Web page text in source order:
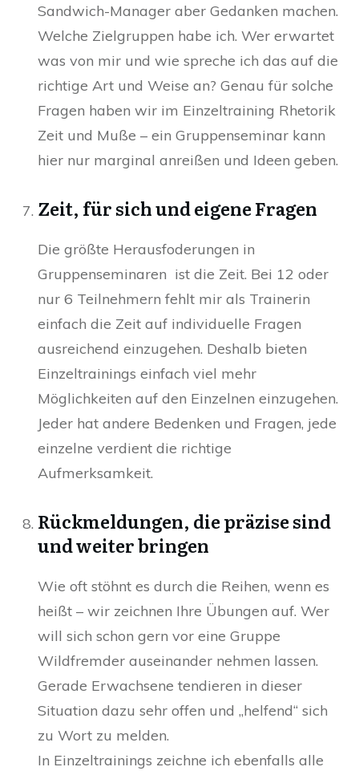
Sandwich-Manager aber Gedanken machen.
Welche Zielgruppen habe ich. Wer erwartet
was von mir und wie spreche ich das auf die
richtige Art und Weise an? Genau für solche
Fragen haben wir im Einzeltraining Rhetorik
Zeit und Muße – ein Gruppenseminar kann
hier nur marginal anreißen und Ideen geben.
Zeit, für sich und eigene Fragen
Die größte Herausfoderungen in
Gruppenseminaren ist die Zeit. Bei 12 oder
nur 6 Teilnehmern fehlt mir als Trainerin
einfach die Zeit auf individuelle Fragen
ausreichend einzugehen. Deshalb bieten
Einzeltrainings einfach viel mehr
Möglichkeiten auf den Einzelnen einzugehen.
Jeder hat andere Bedenken und Fragen, jede
einzelne verdient die richtige
Aufmerksamkeit.
Rückmeldungen, die präzise sind
und weiter bringen
Wie oft stöhnt es durch die Reihen, wenn es
heißt – wir zeichnen Ihre Übungen auf. Wer
will sich schon gern vor eine Gruppe
Wildfremder auseinander nehmen lassen.
Gerade Erwachsene tendieren in dieser
Situation dazu sehr offen und „helfend“ sich
zu Wort zu melden.
In Einzeltrainings zeichne ich ebenfalls alle